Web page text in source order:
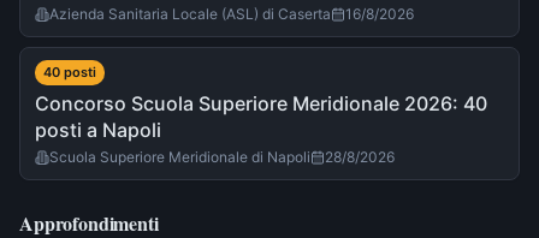
Azienda Sanitaria Locale (ASL) di Caserta 16/8/2026
40 posti
Concorso Scuola Superiore Meridionale 2026: 40
posti a Napoli
Scuola Superiore Meridionale di Napoli 28/8/2026
Approfondimenti